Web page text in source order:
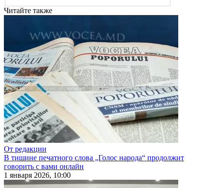
Читайте также
От редакции
В тишине печатного слова „Голос народа“ продолжит
говорить с вами онлайн
1 января 2026, 10:00